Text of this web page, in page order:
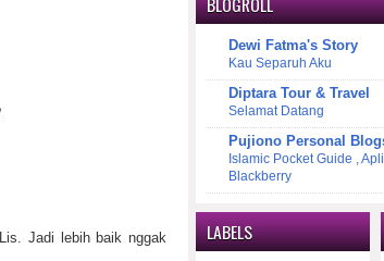
Jadi lebih baik nggak
Dewi Fatma's Story
Kau Separuh Aku
Diptara Tour & Travel
Selamat Datang
Pujiono Personal
Islamic Pocket Guide ,
Blackberry
LABELS